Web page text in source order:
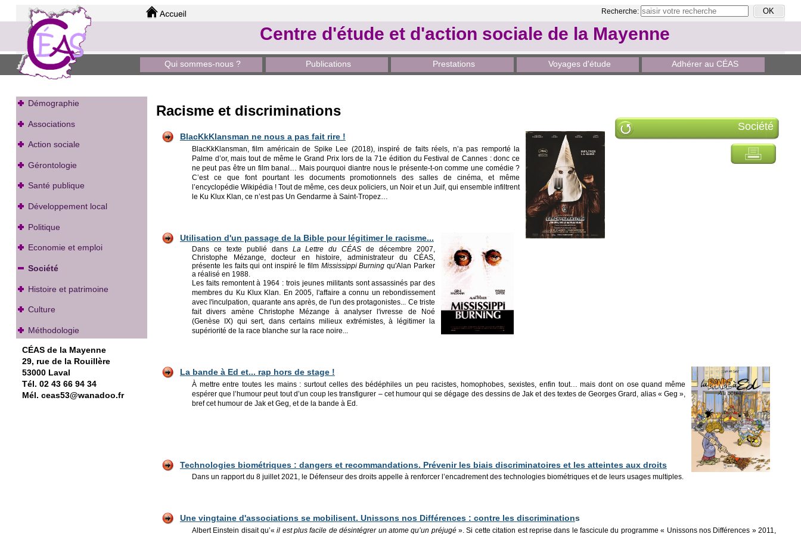
Recherche:
Centre d'étude et d'action sociale de la Mayenne
Qui sommes-nous ? Publications Prestations Voyages d'étude Adhérer au CÉAS
Démographie
Associations
Action sociale
Gérontologie
Santé publique
Développement local
Politique
Economie et emploi
Société
Histoire et patrimoine
Culture
Méthodologie
CÉAS de la Mayenne
29, rue de la Rouillère
53000 Laval
Tél. 02 43 66 94 34
Mél. ceas53@wanadoo.fr
Société
Racisme et discriminations
BlacKkKlansman ne nous a pas fait rire !
BlacKkKlansman, film américain de Spike Lee (2018), inspiré de faits réels, n’a pas remporté la
Palme d’or, mais tout de même le Grand Prix lors de la 71e édition du Festival de Cannes : donc ce
ne peut pas être un film banal… Mais pourquoi diantre nous le présente-t-on comme une comédie ?
C’est ce que font pourtant les documents promotionnels des salles de cinéma, et même
l’encyclopédie Wikipédia ! Tout de même, ces deux policiers, un Noir et un Juif, qui ensemble infiltrent
le Ku Klux Klan, ce n’est pas Un Gendarme à Saint-Tropez…
Utilisation d'un passage de la Bible pour légitimer le racisme...
Dans ce texte publié dans La Lettre du CÉASde décembre 2007,
Christophe Mézange, docteur en histoire, administrateur du CÉAS,
présente les faits qui ont inspiré le film Mississippi Burning qu'Alan Parker
a réalisé en 1988.
Les faits remontent à 1964 : trois jeunes militants sont assassinés par des
membres du Ku Klux Klan. En 2005, l'affaire a connu un rebondissement
avec l'inculpation, quarante ans après, de l'un des protagonistes... Ce triste
fait divers amène Christophe Mézange à analyser l'ivresse de Noé
(Genèse IX) qui sert, dans certains milieux extrémistes, à légitimer la
supériorité de la race blanche sur la race noire...
La bande à Ed et... rap hors de stage !
À mettre entre toutes les mains : surtout celles des bédéphiles un peu racistes, homophobes, sexistes, enfin tout… mais dont on ose quand même
espérer que l’humour peut tout d’un coup les transfigurer – cet humour qui se dégage des dessins de Jak et des textes de Georges Grard, alias « Geg »,
bref cet humour de Jak et Geg, et de la bande à Ed.
Technologies biométriques : dangers et recommandations. Prévenir les biais discriminatoires et les atteintes aux droits
Dans un rapport du 8 juillet 2021, le Défenseur des droits appelle à renforcer l’encadrement des technologies biométriques et de leurs usages multiples.
Une vingtaine d'associations se mobilisent. Unissons nos Différences : contre les discriminations
Albert Einstein disait qu’«il est plus facile de désintégrer un atome qu’un préjugé». Si cette citation est reprise dans le fascicule du programme « Unissons nos Différences » 2011,